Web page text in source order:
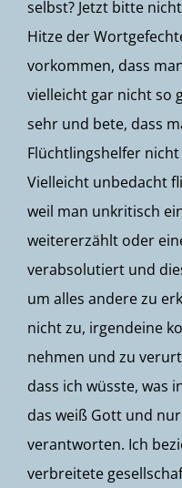
selbst? Jetzt bitte
Hitze der
vorkommen, dass
vielleicht gar nicht so
sehr und bete, dass
Flüchtlingshelfer
Vielleicht unbedacht
weil man unkritisch
weitererzählt oder
verabsolutiert und
um alles andere zu
nicht zu, irgendeine
nehmen und zu
dass ich wüsste, was
das weiß Gott und
verantworten. Ich
verbreitete